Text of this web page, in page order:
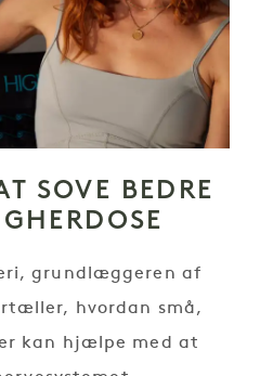
SOVE BEDRE
grundlæggeren af
hvordan små,
kan hjælpe med at